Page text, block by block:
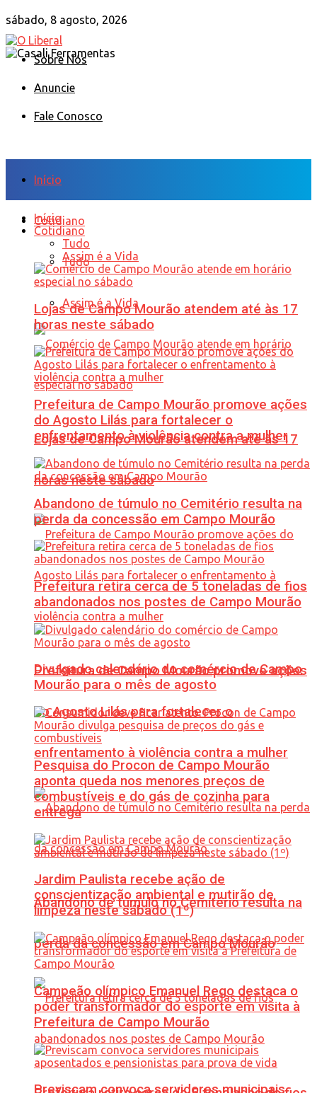
sábado, 8 agosto, 2026
Sobre Nós
Anuncie
Fale Conosco
Início
Cotidiano
Tudo
Assim é a Vida
Lojas de Campo Mourão atendem até às 17
horas neste sábado
Prefeitura de Campo Mourão promove ações
do Agosto Lilás para fortalecer o
enfrentamento à violência contra a mulher
Abandono de túmulo no Cemitério resulta na
perda da concessão em Campo Mourão
Início
Cotidiano
Tudo
Assim é a Vida
Lojas de Campo Mourão atendem até às 17
horas neste sábado
Prefeitura de Campo Mourão promove ações
do Agosto Lilás para fortalecer o
enfrentamento à violência contra a mulher
Abandono de túmulo no Cemitério resulta na
perda da concessão em Campo Mourão
Prefeitura retira cerca de 5 toneladas de fios
abandonados nos postes de Campo Mourão
Divulgado calendário do comércio de Campo
Mourão para o mês de agosto
Pesquisa do Procon de Campo Mourão
aponta queda nos menores preços de
combustíveis e do gás de cozinha para
entrega
Jardim Paulista recebe ação de
conscientização ambiental e mutirão de
limpeza neste sábado (1º)
Campeão olímpico Emanuel Rego destaca o
poder transformador do esporte em visita à
Prefeitura de Campo Mourão
Previscam convoca servidores municipais